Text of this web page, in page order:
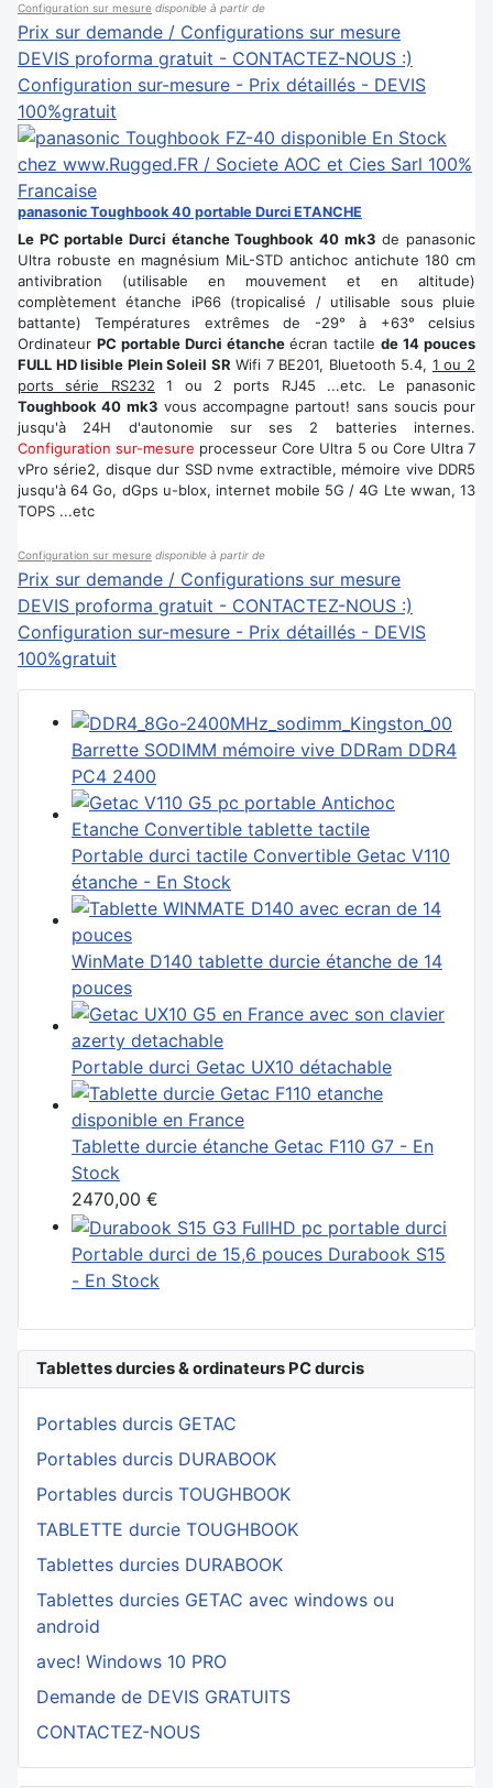
Tablettes durcies & ordinateurs PC durcis
Portables durcis GETAC
Portables durcis DURABOOK
Portables durcis TOUGHBOOK
TABLETTE durcie TOUGHBOOK
Tablettes durcies DURABOOK
Tablettes durcies GETAC avec windows ou
android
avec! Windows 10 PRO
Demande de DEVIS GRATUITS
CONTACTEZ-NOUS
Configuration sur mesure disponible à partir de
Prix sur demande / Configurations sur mesure
DEVIS proforma gratuit - CONTACTEZ-NOUS :)
Configuration sur-mesure - Prix détaillés - DEVIS
100%gratuit
panasonic Toughbook 40 portable Durci ETANCHE
Le PC portable Durci étanche Toughbook 40 mk3 de panasonic
Ultra robuste en magnésium MiL-STD antichoc antichute 180 cm
antivibration (utilisable en mouvement et en altitude)
complètement étanche iP66 (tropicalisé / utilisable sous pluie
battante) Températures extrêmes de -29° à +63° celsius
Ordinateur PC portable Durci étancheécran tactilede 14 pouces
FULL HD lisible Plein Soleil SR Wifi 7 BE201, Bluetooth 5.4, 1 ou 2
ports série RS232 1 ou 2 ports RJ45 ...etc. Le panasonic
Toughbook 40 mk3 vous accompagne partout! sans soucis pour
jusqu'à 24H d'autonomie sur ses 2 batteries internes.
Configuration sur-mesure processeur Core Ultra 5 ou Core Ultra 7
vPro série2, disque dur SSD nvme extractible, mémoire vive DDR5
jusqu'à 64 Go, dGps u-blox, internet mobile 5G / 4G Lte wwan, 13
TOPS ...etc
Configuration sur mesure disponible à partir de
Prix sur demande / Configurations sur mesure
DEVIS proforma gratuit - CONTACTEZ-NOUS :)
Configuration sur-mesure - Prix détaillés - DEVIS
100%gratuit
Barrette SODIMM mémoire vive DDRam DDR4
PC4 2400
Portable durci tactile Convertible Getac V110
étanche - En Stock
WinMate D140 tablette durcie étanche de 14
pouces
Portable durci Getac UX10 détachable
Tablette durcie étanche Getac F110 G7 - En
Stock
2470,00 €
Portable durci de 15,6 pouces Durabook S15
- En Stock